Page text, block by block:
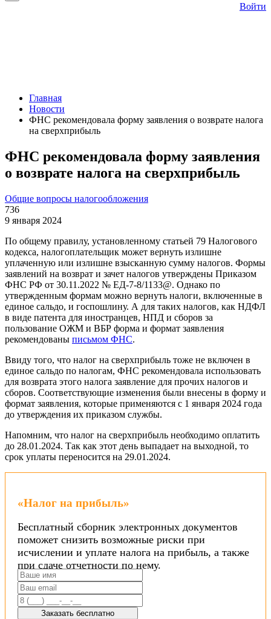
Войти
Главная
Новости
ФНС рекомендовала форму заявления о возврате налога
на сверхприбыль
ФНС рекомендовала форму заявления
о возврате налога на сверхприбыль
Общие вопросы налогообложения
736
9 января 2024
По общему правилу, установленному статьей 79 Налогового
кодекса, налогоплательщик может вернуть излишне
уплаченную или излишне взысканную сумму налогов. Формы
заявлений на возврат и зачет налогов утверждены Приказом
ФНС РФ от 30.11.2022 № ЕД-7-8/1133@. Однако по
утвержденным формам можно вернуть налоги, включенные в
единое сальдо, и госпошлину. А для таких налогов, как НДФЛ
в виде патента для иностранцев, НПД и сборов за
пользование ОЖМ и ВБР форма и формат заявления
рекомендованы письмом ФНС.
Ввиду того, что налог на сверхприбыль тоже не включен в
единое сальдо по налогам, ФНС рекомендовала использовать
для возврата этого налога заявление для прочих налогов и
сборов. Соответствующие изменения были внесены в форму и
формат заявления, которые применяются с 1 января 2024 года
до утверждения их приказом службы.
Напомним, что налог на сверхприбыль необходимо оплатить
до 28.01.2024. Так как этот день выпадает на выходной, то
срок уплаты переносится на 29.01.2024.
«Налог на прибыль»
Бесплатный сборник электронных документов
поможет снизить возможные риски при
исчислении и уплате налога на прибыль, а также
при сдаче отчетности по нему.
Заказать бесплатно